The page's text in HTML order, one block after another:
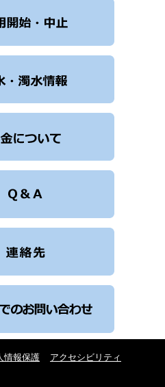
情報保護
アクセシビリティ